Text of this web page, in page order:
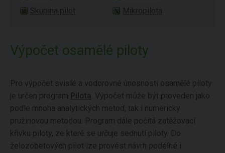
Výpočet osamělé piloty
Pro výpočet svislé a vodorovné únosnosti osamělé piloty
je určen program Pilota . Výpočet může být proveden jako
podle mnoha analytických metod, tak i numericky
pružinovou metodou. Program dále počítá zatěžovací
křivku piloty, ze které se určuje sednutí piloty. Do
želozobetových pilot lze provést návrh podélné i